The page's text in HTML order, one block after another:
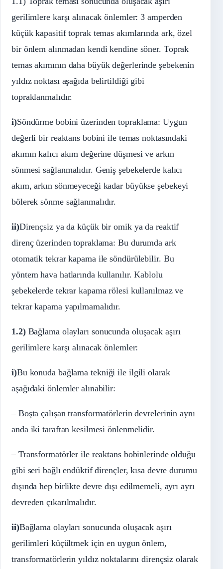
gerilimlere karşı alınacak önlemler: 3 amperden
küçük kapasitif toprak temas akımlarında ark, özel
bir önlem alınmadan kendi kendine söner. Toprak
temas akımının daha büyük değerlerinde şebekenin
yıldız noktası aşağıda belirtildiği gibi
topraklanmalıdır.
i)Söndürme bobini üzerinden topraklama: Uygun
değerli bir reaktans bobini ile temas noktasındaki
akımın kalıcı akım değerine düşmesi ve arkın
sönmesi sağlanmalıdır. Geniş şebekelerde kalıcı
akım, arkın sönmeyeceği kadar büyükse şebekeyi
bölerek sönme sağlanmalıdır.
ii)Dirençsiz ya da küçük bir omik ya da reaktif
direnç üzerinden topraklama: Bu durumda ark
otomatik tekrar kapama ile söndürülebilir. Bu
yöntem hava hatlarında kullanılır. Kablolu
şebekelerde tekrar kapama rölesi kullanılmaz ve
tekrar kapama yapılmamalıdır.
1.2)Bağlama olayları sonucunda oluşacak aşırı
gerilimlere karşı alınacak önlemler:
i)Bu konuda bağlama tekniği ile ilgili olarak
aşağıdaki önlemler alınabilir:
– Boşta çalışan transformatörlerin devrelerinin aynı
anda iki taraftan kesilmesi önlenmelidir.
– Transformatörler ile reaktans bobinlerinde olduğu
gibi seri bağlı endüktif dirençler, kısa devre durumu
dışında hep birlikte devre dışı edilmemeli, ayrı ayrı
devreden çıkarılmalıdır.
ii)Bağlama olayları sonucunda oluşacak aşırı
gerilimleri küçültmek için en uygun önlem,
transformatörlerin yıldız noktalarını dirençsiz olarak